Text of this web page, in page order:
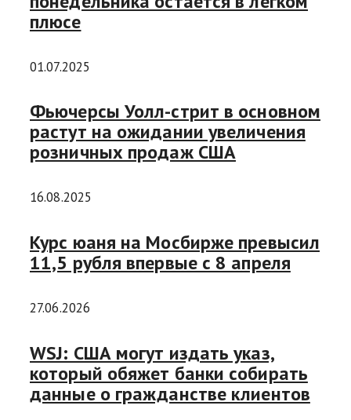
плюсе
01.07.2025
Фьючерсы Уолл-стрит в основном
растут на ожидании увеличения
розничных продаж США
16.08.2025
Курс юаня на Мосбирже превысил
11,5 рубля впервые с 8 апреля
27.06.2026
WSJ: США могут издать указ,
который обяжет банки собирать
данные о гражданстве клиентов